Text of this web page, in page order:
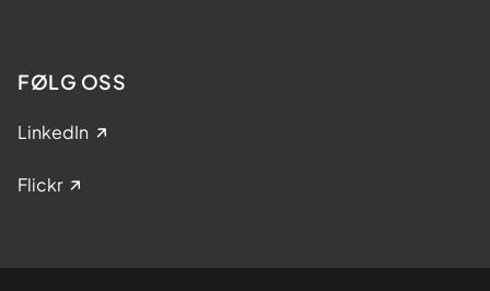
FØLG OSS
LinkedIn
Flickr